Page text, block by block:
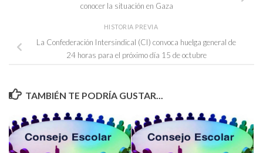
conocer la situación en Gaza
HISTORIA PREVIA
La Confederación Intersindical (CI) convoca huelga general de
24 horas para el próximo día 15 de octubre
TAMBIÉN TE PODRÍA GUSTAR...